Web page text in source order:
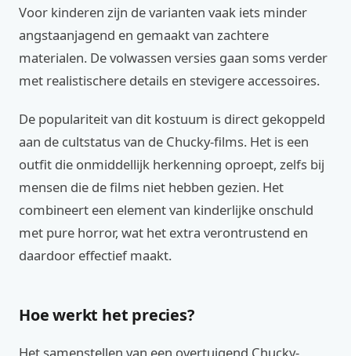
Voor kinderen zijn de varianten vaak iets minder
angstaanjagend en gemaakt van zachtere
materialen. De volwassen versies gaan soms verder
met realistischere details en stevigere accessoires.
De populariteit van dit kostuum is direct gekoppeld
aan de cultstatus van de Chucky-films. Het is een
outfit die onmiddellijk herkenning oproept, zelfs bij
mensen die de films niet hebben gezien. Het
combineert een element van kinderlijke onschuld
met pure horror, wat het extra verontrustend en
daardoor effectief maakt.
Hoe werkt het precies?